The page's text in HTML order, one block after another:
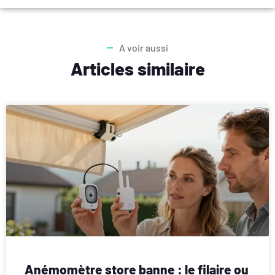
A voir aussi
Articles similaire
Anémomètre store banne : le filaire ou